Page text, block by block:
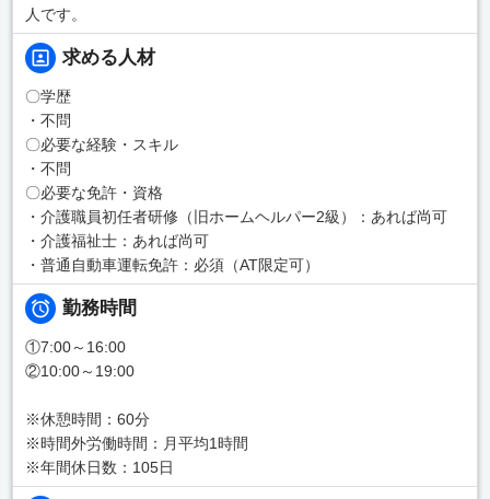
人です。
求める人材
〇学歴
・不問
〇必要な経験・スキル
・不問
〇必要な免許・資格
・介護職員初任者研修（旧ホームヘルパー2級）：あれば尚可
・介護福祉士：あれば尚可
・普通自動車運転免許：必須（AT限定可）
勤務時間
①7:00～16:00
②10:00～19:00
※休憩時間：60分
※時間外労働時間：月平均1時間
※年間休日数：105日